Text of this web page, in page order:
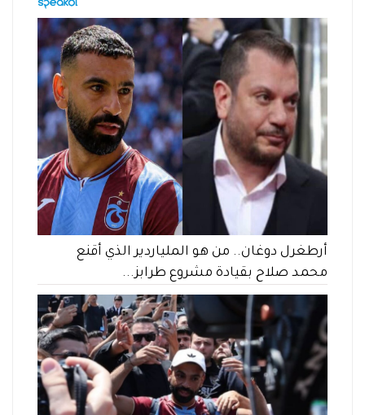
أرطغرل دوغان.. من هو الملياردير الذي أقنع
محمد صلاح بقيادة مشروع طرابز...